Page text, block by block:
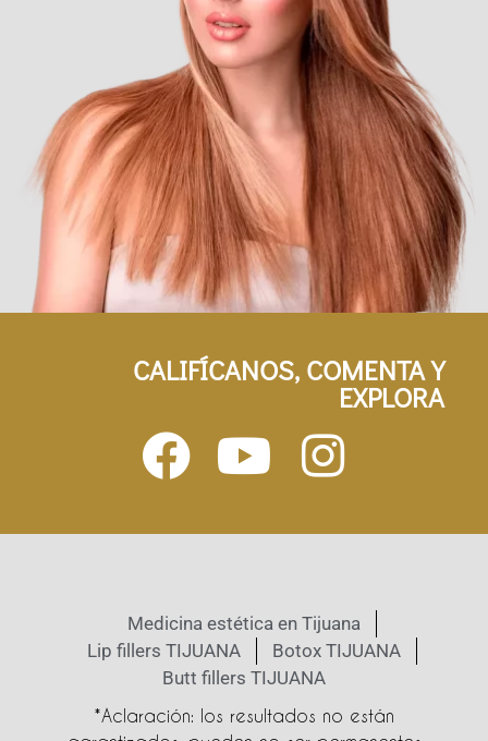
CALIFÍCANOS, COMENTA Y
EXPLORA
Medicina estética en Tijuana
Lip fillers TIJUANA
Botox TIJUANA
Butt fillers TIJUANA
*Aclaración: los resultados no están